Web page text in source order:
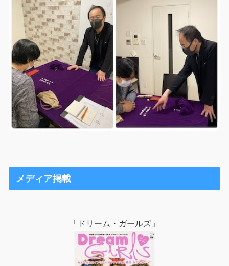
メディア掲載
「ドリーム・ガールズ」